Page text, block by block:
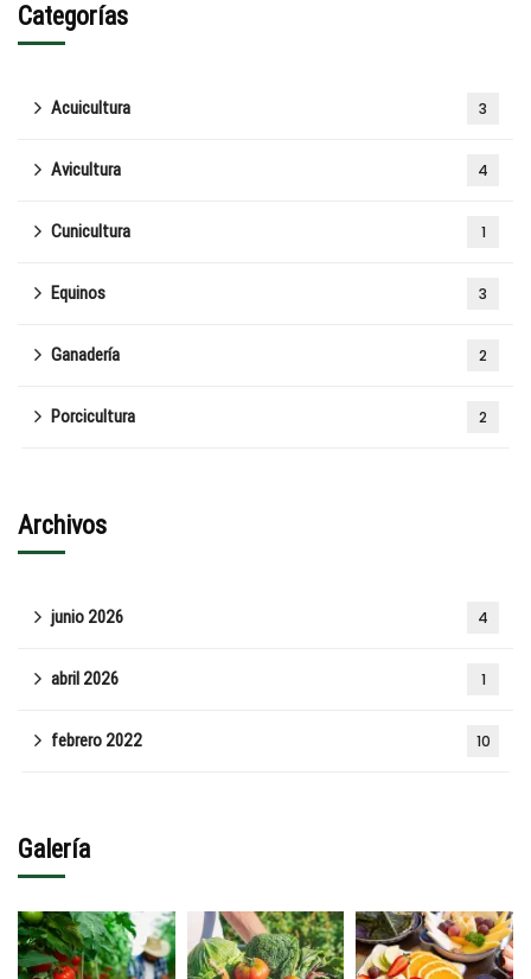
Categorías
Acuicultura 3
Avicultura 4
Cunicultura 1
Equinos 3
Ganadería 2
Porcicultura 2
Archivos
junio 2026 4
abril 2026 1
febrero 2022 10
Galería